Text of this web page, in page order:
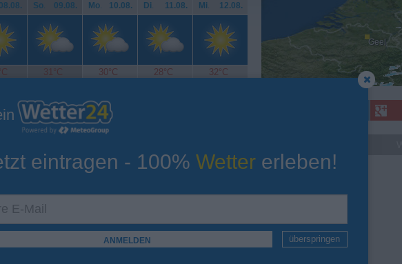
08.08. So. 09.08. Mo. 10.08. Di. 11.08. Mi. 12.08.
31°C 30°C 28°C 32°C
Tiefsttemperatur Aktuelle Temperatur
Geel
eintragen - 100% Wetter erleben!
überspringen